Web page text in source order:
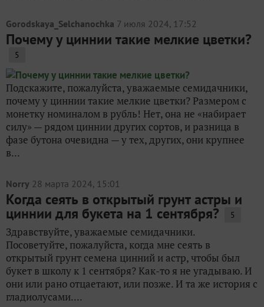
Gorodskaya_Selchanochka 7 июля 2024, 17:52
Почему у циннии такие мелкие цветки?
5
Подскажите, пожалуйста, уважаемые семидачники,
почему у циннии такие мелкие цветки? Размером с
монетку номиналом в рубль! Нет, она не «набирает
силу» — рядом циннии других сортов, и разница в
фазе бутона очевидна — у тех, других, они крупнее
в...
Norry 28 марта 2024, 15:01
Когда сеять в открытый грунт астры и
циннии для букета на 1 сентября? 5
Здравствуйте, уважаемые семидачники.
Посоветуйте, пожалуйста, когда мне сеять в
открытый грунт семена цинний и астр, чтобы был
букет в школу к 1 сентября? Как-то я не угадываю. И
они или рано отцаетают, или позже. И та же история с
гладиолусами....